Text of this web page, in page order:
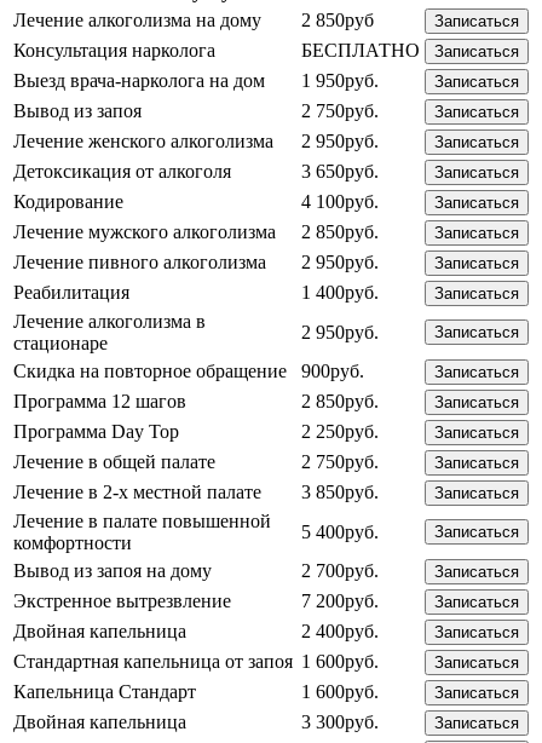
Лечение алкоголизма на дому
2 850руб Записаться
Консультация нарколога БЕСПЛАТНО Записаться
Выезд врача-нарколога на дом 1 950руб. Записаться
Вывод из запоя 2 750руб. Записаться
Лечение женского алкоголизма 2 950руб. Записаться
Детоксикация от алкоголя 3 650руб. Записаться
Кодирование 4 100руб. Записаться
Лечение мужского алкоголизма 2 850руб. Записаться
Лечение пивного алкоголизма 2 950руб. Записаться
Реабилитация 1 400руб. Записаться
Лечение алкоголизма в
стационаре
2 950руб. Записаться
Скидка на повторное обращение 900руб. Записаться
Программа 12 шагов 2 850руб. Записаться
Программа Day Top 2 250руб. Записаться
Лечение в общей палате 2 750руб. Записаться
Лечение в 2-х местной палате 3 850руб. Записаться
Лечение в палате повышенной
комфортности
5 400руб. Записаться
Вывод из запоя на дому 2 700руб. Записаться
Экстренное вытрезвление 7 200руб. Записаться
Двойная капельница 2 400руб. Записаться
Стандартная капельница от запоя 1 600руб. Записаться
Капельница Стандарт 1 600руб. Записаться
Двойная капельница 3 300руб. Записаться